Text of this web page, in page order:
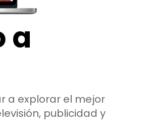
a
a explorar el mejor
publicidad y